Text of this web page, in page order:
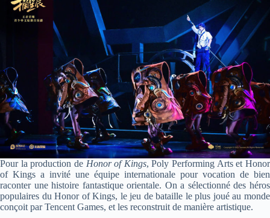
Pour la production de Honor of Kings, Poly Performing Arts et Honor
of Kings a invité une équipe internationale pour vocation de bien
raconter une histoire fantastique orientale. On a sélectionné des héros
populaires du Honor of Kings, le jeu de bataille le plus joué au monde
conçoit par Tencent Games, et les reconstruit de manière artistique.